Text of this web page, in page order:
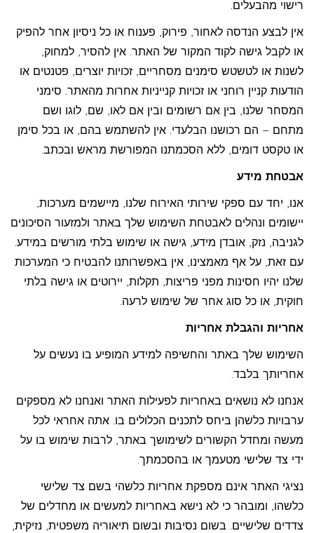
רישוי מהבעלים.
אין לבצע הנדסה לאחור, פירוק, פענוח או כל ניסיון אחר להפיק
או לקבל גישה לקוד המקור של האתר. אין להסיר, למחוק,
לשנות או לטשטש סימנים מסחריים, זכויות יוצרים, פטנטים או
הודעות קניין רוחני או זכויות קנייניות אחרות מהאתר. סימני
המסחר שלנו, בין אם רשומים ובין אם לאו, שם, לוגו ושם
מתחם – הם רכושנו הבלעדי. אין להשתמש בהם, או בכל סימן
או טקסט דומים, ללא הסכמתנו המפורשת מראש ובכתב.
אבטחת מידע
אנו, יחד עם ספקי שירותי האירוח שלנו, מיישמים מערכות,
יישומים ונהלים לאבטחת השימוש שלך באתר ולמזעור הסיכונים
לגניבה, נזק, אובדן מידע, גישה או שימוש בלתי מורשים במידע.
עם זאת, על אף מאמצינו, אין באפשרותנו להבטיח כי המערכות
שלנו יהיו חסינות מפני פריצות, תקלות, יירוטים או גישה בלתי
חוקית, או כל סוג אחר של שימוש לרעה.
אחריות והגבלת אחריות
השימוש שלך באתר והחשיפה למידע המופיע בו נעשים על
אחריותך בלבד.
אנחנו לא נושאים באחריות לפעילות האתר ואנחנו לא מספקים
ערבויות כלשהן ביחס לתכנים הכלולים בו. אתה אחראי לכל
מעשה ומחדל הקשורים לשימושך באתר, לרבות שימוש בו על
ידי צד שלישי מטעמך או בהסכמתך.
נציגי האתר אינם מספקת אחריות כלשהי בשם צד שלישי
כלשהו, ומובהר כי לא נישא באחריות למעשים או מחדלים של
צדדים שלישיים. בשום נסיבות ובשום תיאוריה משפטית, נזיקית,